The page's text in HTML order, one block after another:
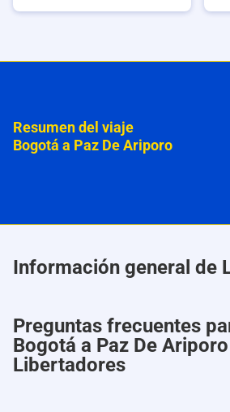
Resumen del viaje
Bogotá a Paz De Ariporo
Información general de
Preguntas frecuentes
Bogotá a Paz De
Libertadores